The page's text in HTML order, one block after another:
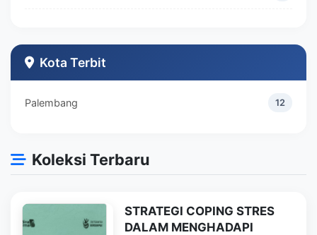
Teknik Industri
Kota Terbit
Palembang 12
Koleksi Terbaru
STRATEGI COPING STRES
DALAM MENGHADAPI